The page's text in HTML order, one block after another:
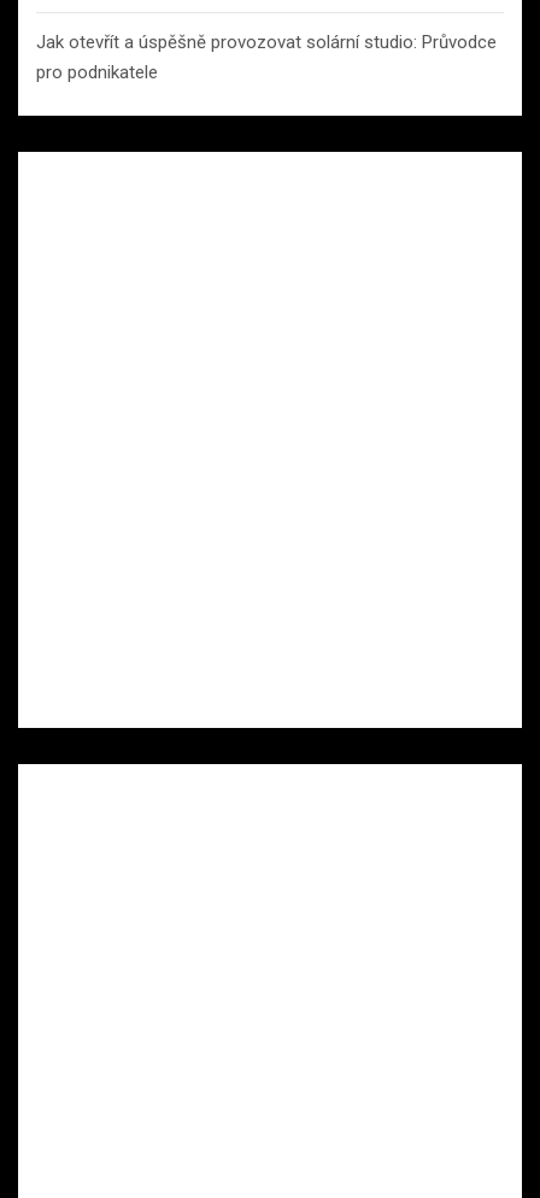
Jak otevřít a úspěšně provozovat solární studio: Průvodce
pro podnikatele